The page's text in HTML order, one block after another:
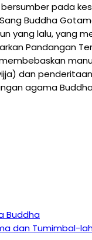
pada
Buddha
yang lalu, yang
Pandangan
dan
agama
Buddha
dan Tumimbal-